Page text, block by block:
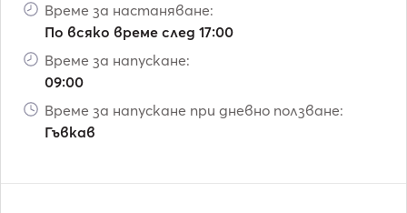
Време за настаняване:
По всяко време след 17:00
Време за напускане:
09:00
Време за напускане при дневно ползване:
Гъвкав